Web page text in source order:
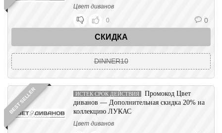
Цвет диванов
0
0
СКИДКА
DINNER10
BEST SELLER ИСТЕК СРОК ДЕЙСТВИЯ
Промокод Цвет
диванов — Дополнительная скидка 20% на
коллекцию ЛУКАС
Цвет диванов